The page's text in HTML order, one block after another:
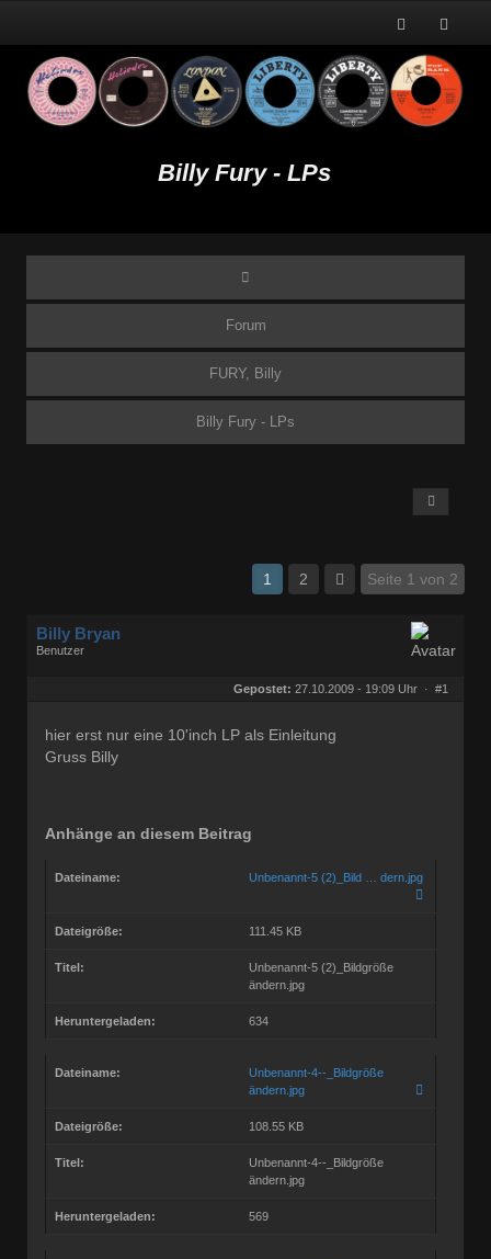
Billy Fury - LPs
Forum
FURY, Billy
Billy Fury - LPs
1 2 Seite 1 von 2
Billy Bryan
Benutzer
Gepostet: 27.10.2009 - 19:09 Uhr · #1
hier erst nur eine 10'inch LP als Einleitung
Gruss Billy
Anhänge an diesem Beitrag
Dateiname: Unbenannt-5 (2)_Bild … dern.jpg
Dateigröße: 111.45 KB
Titel:
Unbenannt-5 (2)_Bildgröße
ändern.jpg
Heruntergeladen: 634
Dateiname:
Unbenannt-4--_Bildgröße
ändern.jpg
Dateigröße: 108.55 KB
Titel:
Unbenannt-4--_Bildgröße
ändern.jpg
Heruntergeladen: 569